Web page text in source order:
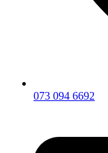
073 094 6692